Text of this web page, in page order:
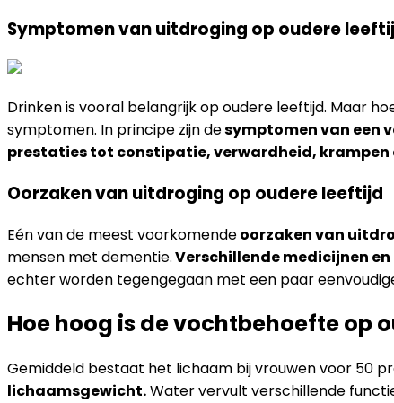
Symptomen van uitdroging op oudere
Drinken is vooral belangrijk op oudere leeftijd. Maar
symptomen. In principe zijn desymptomen van een
prestaties tot constipatie, verwardheid,
Oorzaken van uitdroging op oudere leeftijd
Eén van de meest voorkomendeoorzaken van
mensen met dementie.Verschillende medicijnen
echter worden tegengegaan met een paar
Hoe hoog is de vochtbehoefte op
Gemiddeld bestaat het lichaam bij vrouwen voor 50
lichaamsgewicht.Water vervult verschillende